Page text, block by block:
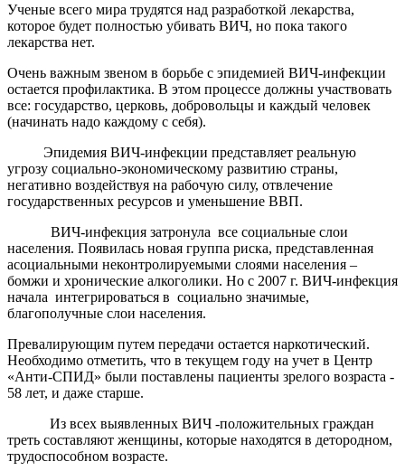
Ученые всего мира трудятся над разработкой лекарства,
которое будет полностью убивать ВИЧ, но пока такого
лекарства нет.
Очень важным звеном в борьбе с эпидемией ВИЧ-инфекции
остается профилактика. В этом процессе должны участвовать
все: государство, церковь, добровольцы и каждый человек
(начинать надо каждому с себя).
Эпидемия ВИЧ-инфекции представляет реальную
угрозу социально-экономическому развитию страны,
негативно воздействуя на рабочую силу, отвлечение
государственных ресурсов и уменьшение ВВП.
ВИЧ-инфекция затронула все социальные слои
населения. Появилась новая группа риска, представленная
асоциальными неконтролируемыми слоями населения –
бомжи и хронические алкоголики. Но с 2007 г. ВИЧ-инфекция
начала интегрироваться в социально значимые,
благополучные слои населения.
Превалирующим путем передачи остается наркотический.
Необходимо отметить, что в текущем году на учет в Центр
«Анти-СПИД» были поставлены пациенты зрелого возраста -
58 лет, и даже старше.
Из всех выявленных ВИЧ -положительных граждан
треть составляют женщины, которые находятся в детородном,
трудоспособном возрасте.